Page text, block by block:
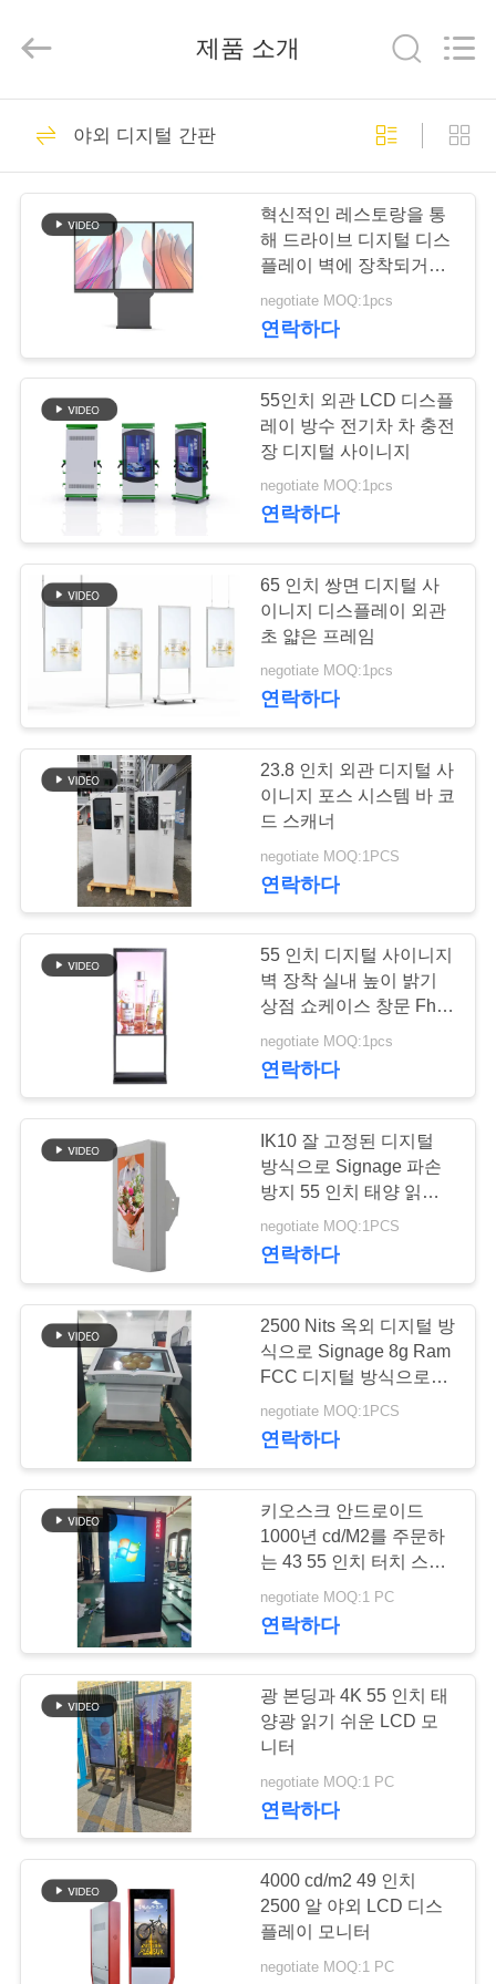
제
리
여
행
관
주
뉴
용
문
하
세
사
Copyright
Shenzhen
Display
Technology
All
Reserved.
1개의 디지털 방식으
로 signage에서 모두
실내 디지털 방식으
로 signage
65
야외 디지털 간판
74
자유로운 서 있는 디
지털 방식으로
signage
디지털 방식으로 잘
고정된 Signage
LCD 터치스크린 간
이 건축물
20
투명한 lcd 스크린
41
LCD 비디오 벽
제품 소개
야외 디지털 간판
혁신적인 레스토랑을 통
해 드라이브 디지털 디스
플레이 벽에 장착되거나
바닥에 서있는
negotiate MOQ:1pcs
연락하다
55인치 외관 LCD 디스플
레이 방수 전기차 차 충전
장 디지털 사이니지
negotiate MOQ:1pcs
연락하다
65 인치 쌍면 디지털 사
이니지 디스플레이 외관
초 얇은 프레임
negotiate MOQ:1pcs
연락하다
23.8 인치 외관 디지털 사
이니지 포스 시스템 바 코
드 스캐너
negotiate MOQ:1PCS
연락하다
55 인치 디지털 사이니지
벽 장착 실내 높이 밝기
상점 쇼케이스 창문 Fhd
negotiate MOQ:1pcs
연락하다
IK10 잘 고정된 디지털
방식으로 Signage 파손
방지 55 인치 태양 읽기
쉬운 2500nits
negotiate MOQ:1PCS
연락하다
2500 Nits 옥외 디지털 방
식으로 Signage 8g Ram
FCC 디지털 방식으로
Signage Lcd 디스플레이
negotiate MOQ:1PCS
연락하다
키오스크 안드로이드
1000년 cd/M2를 주문하
는 43 55 인치 터치 스크
린 본인
negotiate MOQ:1 PC
연락하다
광 본딩과 4K 55 인치 태
양광 읽기 쉬운 LCD 모
니터
negotiate MOQ:1 PC
연락하다
4000 cd/m2 49 인치
2500 알 야외 LCD 디스
플레이 모니터
negotiate MOQ:1 PC